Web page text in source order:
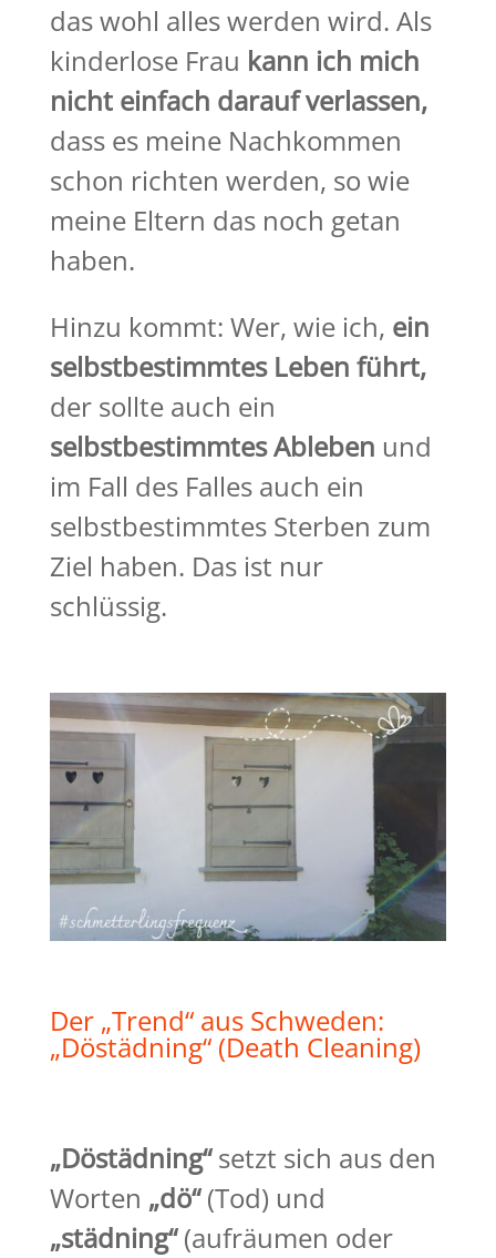
das wohl alles werden wird. Als
kinderlose Frau kann ich mich
nicht einfach darauf verlassen,
dass es meine Nachkommen
schon richten werden, so wie
meine Eltern das noch getan
haben.
Hinzu kommt: Wer, wie ich, ein
selbstbestimmtes Leben führt,
der sollte auch ein
selbstbestimmtes Ableben und
im Fall des Falles auch ein
selbstbestimmtes Sterben zum
Ziel haben. Das ist nur
schlüssig.
Der „Trend“ aus Schweden:
„Döstädning“ (Death Cleaning)
„Döstädning“setzt sich aus den
Worten „dö“(Tod) und
„städning“(aufräumen oder